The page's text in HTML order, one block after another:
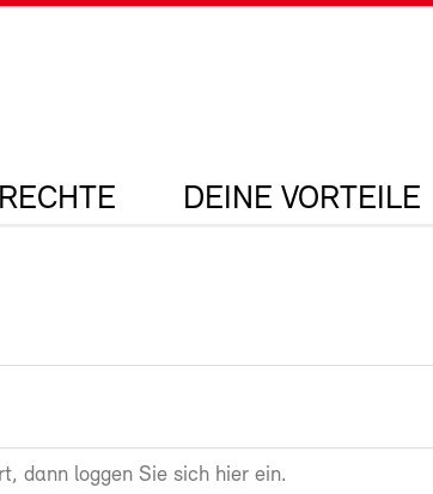
DEINE VORTEILE
dann loggen Sie sich hier ein.